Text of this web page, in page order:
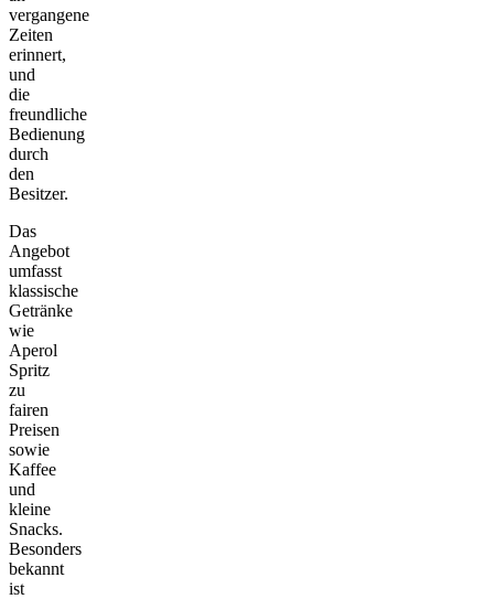
vergangene
Zeiten
erinnert,
und
die
freundliche
Bedienung
durch
den
Besitzer.
Das
Angebot
umfasst
klassische
Getränke
wie
Aperol
Spritz
zu
fairen
Preisen
sowie
Kaffee
und
kleine
Snacks.
Besonders
bekannt
ist